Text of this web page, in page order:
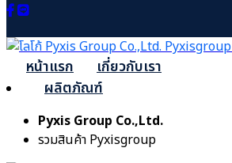
Pyxisgroup
หน้าแรก
เกี่ยวกับเรา
ผลิตภัณฑ์
Pyxis Group Co.,Ltd.
รวมสินค้า Pyxisgroup